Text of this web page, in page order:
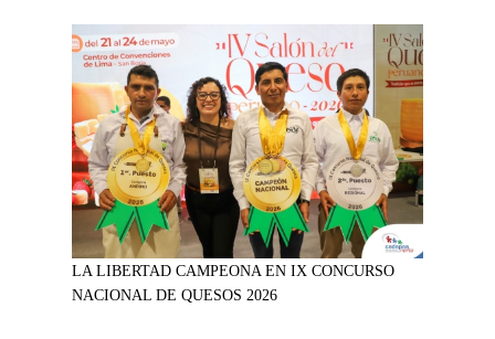
LA LIBERTAD CAMPEONA EN IX CONCURSO
NACIONAL DE QUESOS 2026